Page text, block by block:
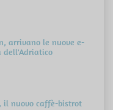
arrivano le nuove e-
dell'Adriatico
il nuovo caffè-bistrot